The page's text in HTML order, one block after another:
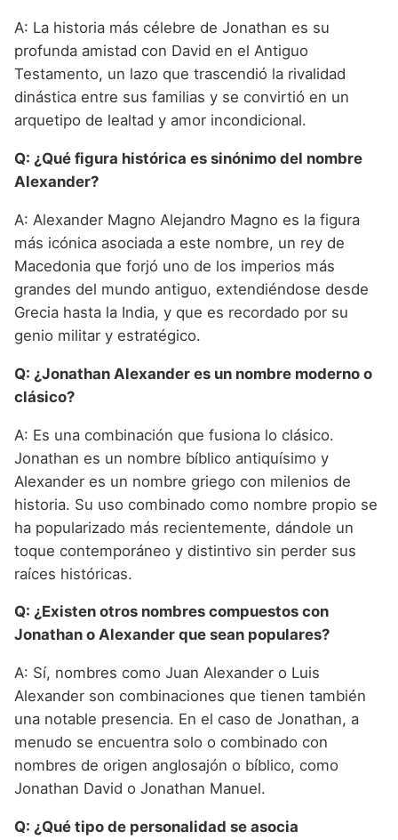
A: La historia más célebre de Jonathan es su
profunda amistad con David en el Antiguo
Testamento, un lazo que trascendió la rivalidad
dinástica entre sus familias y se convirtió en un
arquetipo de lealtad y amor incondicional.
Q: ¿Qué figura histórica es sinónimo del nombre
Alexander?
A: Alexander Magno Alejandro Magno es la figura
más icónica asociada a este nombre, un rey de
Macedonia que forjó uno de los imperios más
grandes del mundo antiguo, extendiéndose desde
Grecia hasta la India, y que es recordado por su
genio militar y estratégico.
Q: ¿Jonathan Alexander es un nombre moderno o
clásico?
A: Es una combinación que fusiona lo clásico.
Jonathan es un nombre bíblico antiquísimo y
Alexander es un nombre griego con milenios de
historia. Su uso combinado como nombre propio se
ha popularizado más recientemente, dándole un
toque contemporáneo y distintivo sin perder sus
raíces históricas.
Q: ¿Existen otros nombres compuestos con
Jonathan o Alexander que sean populares?
A: Sí, nombres como Juan Alexander o Luis
Alexander son combinaciones que tienen también
una notable presencia. En el caso de Jonathan, a
menudo se encuentra solo o combinado con
nombres de origen anglosajón o bíblico, como
Jonathan David o Jonathan Manuel.
Q: ¿Qué tipo de personalidad se asocia